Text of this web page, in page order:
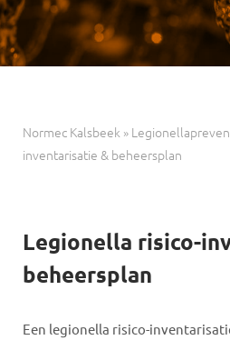
Normec Kalsbeek »
inventarisatie & beheersplan
Legionella risico-
beheersplan
Een legionella risico-